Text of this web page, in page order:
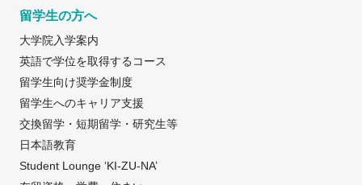
留学生の方へ
大学院入学案内
英語で学位を取得するコース
留学生向け奨学金制度
留学生へのキャリア支援
交換留学・短期留学・研究生等
日本語教育
Student Lounge ‘KI-ZU-NA’